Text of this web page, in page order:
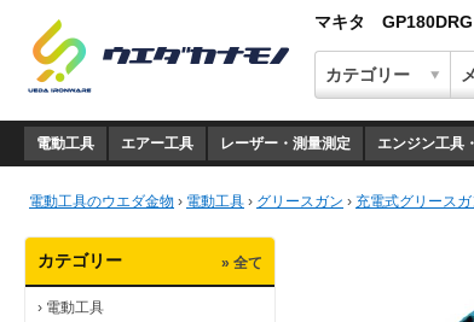
マキタ
電動工具 エアー工具 レーザー・測量測定 エンジン工具
電動工具のウエダ金物 › 電動工具 › グリースガン › 充電式グリースガ
カテゴリー » 全て
› 電動工具